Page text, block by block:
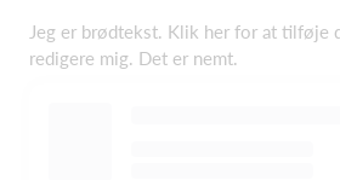
Jeg er brødtekst. Klik her for at tilføje
redigere mig. Det er nemt.